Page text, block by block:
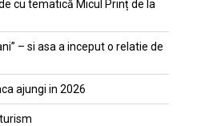
cu tematică Micul Prinț de la
– si asa a inceput o relatie de
ajungi in 2026